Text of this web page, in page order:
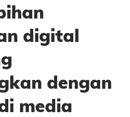
digital
dengan
media